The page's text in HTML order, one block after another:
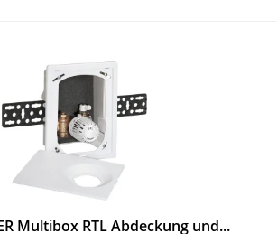
Multibox RTL Abdeckung und...